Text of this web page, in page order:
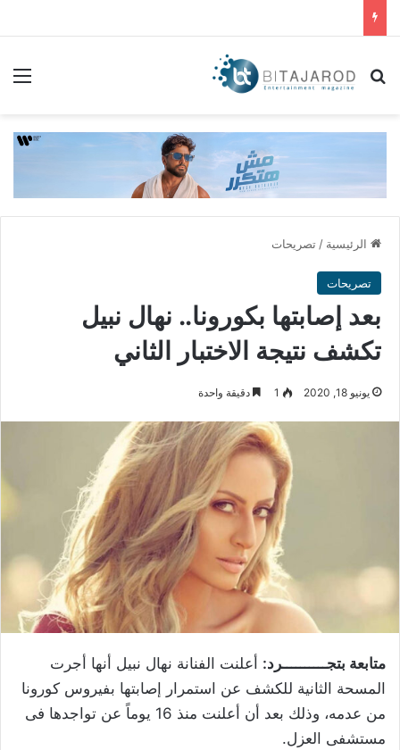
بحث عن
الرئيسية / تصريحات
تصريحات
بعد إصابتها بكورونا.. نهال نبيل
تكشف نتيجة الاختبار الثاني
يونيو 18, 2020 1 دقيقة واحدة
متابعة بتجــــــــــرد: أعلنت الفنانة نهال نبيل أنها أجرت
المسحة الثانية للكشف عن استمرار إصابتها بفيروس كورونا
من عدمه، وذلك بعد أن أعلنت منذ 16 يوماً عن تواجدها فى
مستشفى العزل.